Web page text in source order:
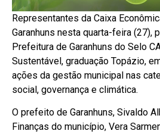
Representantes da Caixa
Garanhuns nesta quarta-feira (27),
Prefeitura de Garanhuns do Selo
Sustentável, graduação Topázio,
ações da gestão municipal nas
social, governança e climática.
O prefeito de Garanhuns, Sivaldo
Finanças do município, Vera